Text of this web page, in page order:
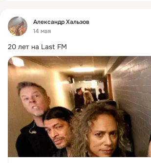
Фид
Александр Хальзов
14 мая
20 лет на Last FM